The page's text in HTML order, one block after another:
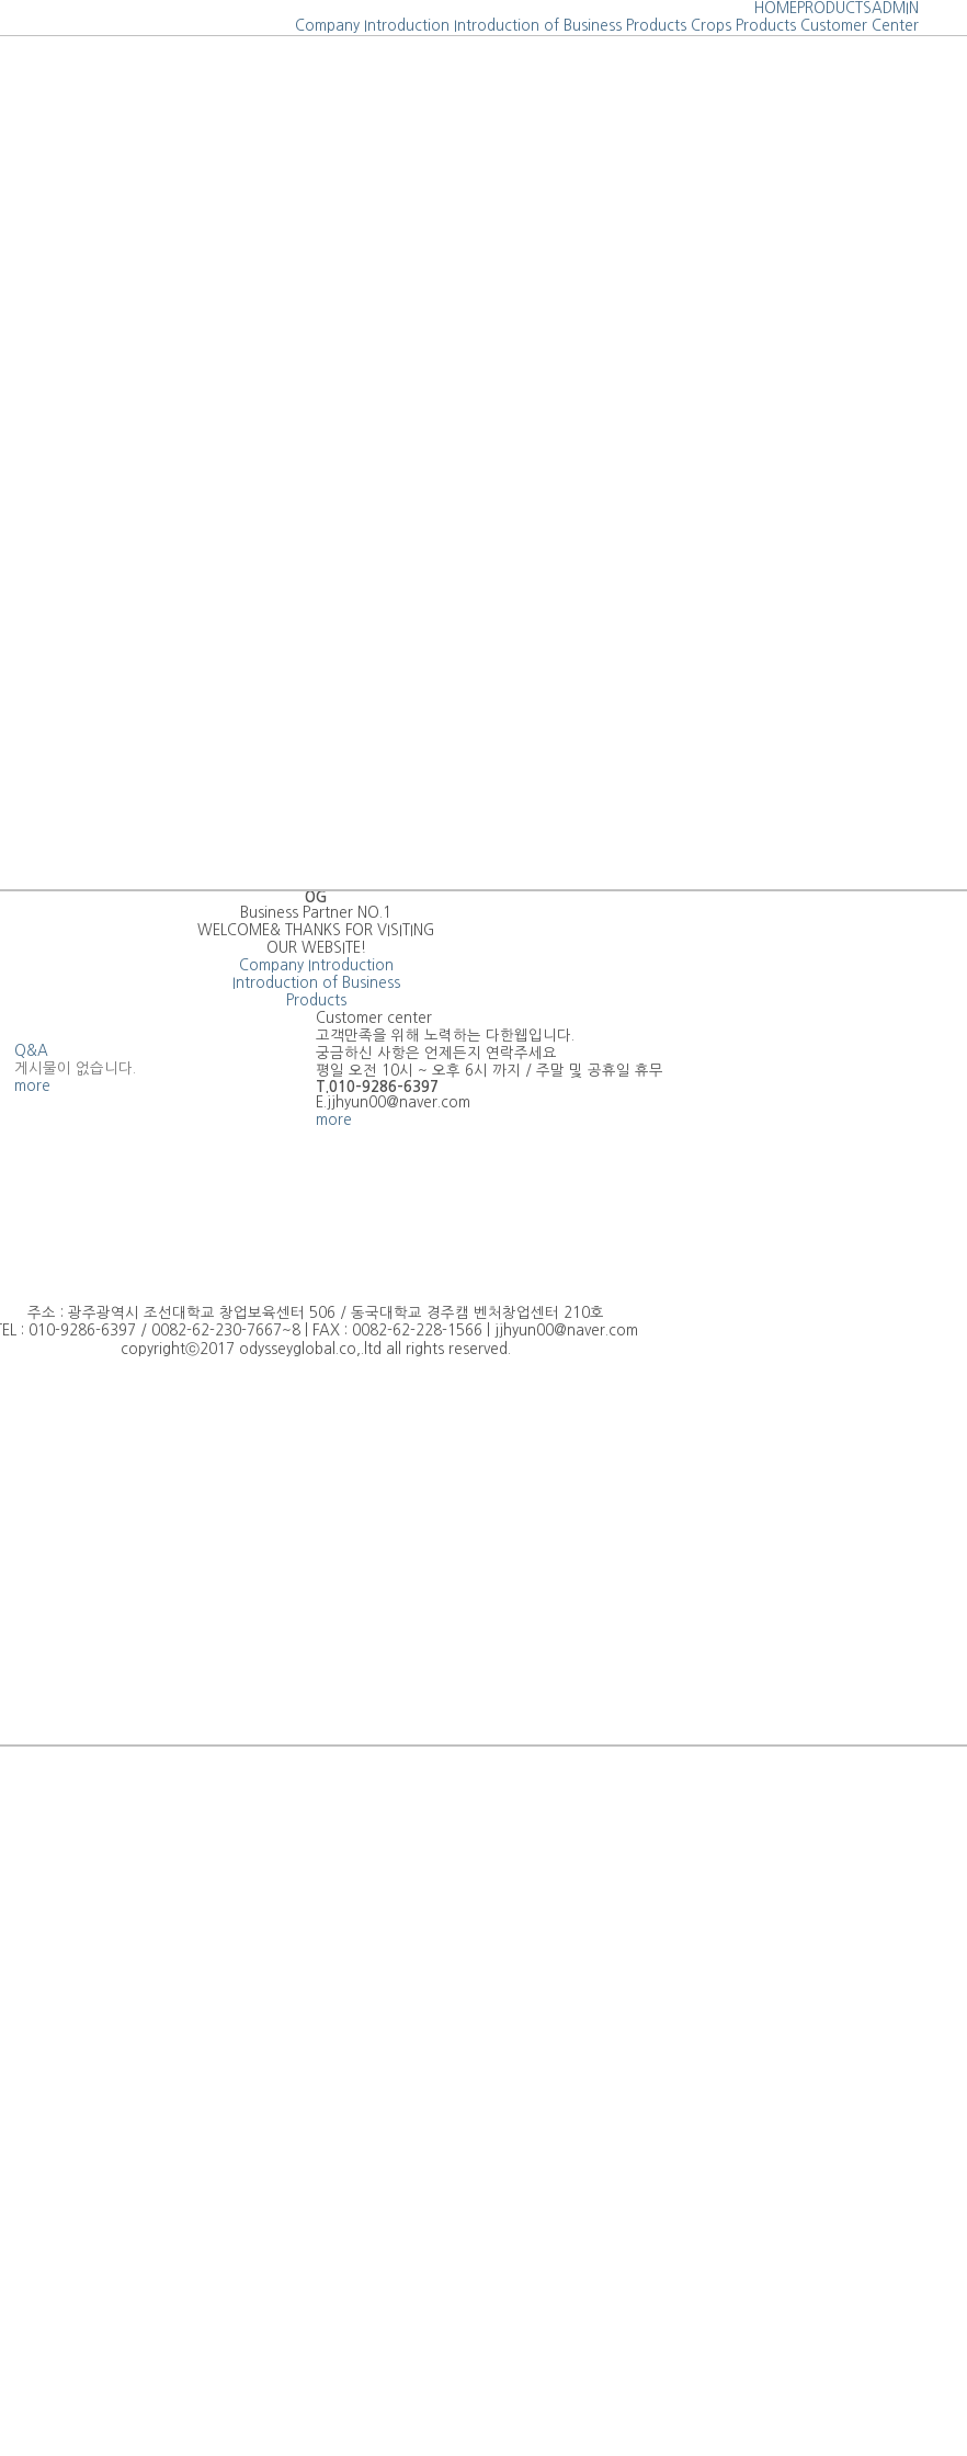
HOME PRODUCTSADMIN
Company Introduction Introduction of Business Products Crops Products Customer Center
OG
Business Partner NO.1
WELCOME& THANKS FOR VISITING
OUR WEBSITE!
Company Introduction
Introduction of Business
Products
Q&A
게시물이 없습니다.
more
Customer center
고객만족을 위해 노력하는 다한웹입니다.
궁금하신 사항은 언제든지 연락주세요
평일 오전 10시 ~ 오후 6시 까지 / 주말 및 공휴일 휴무
T.010-9286-6397
E.jjhyun00@naver.com
more
주소 : 광주광역시 조선대학교 창업보육센터 506 / 동국대학교 경주캠 벤처창업센터 210호
TEL : 010-9286-6397 / 0082-62-230-7667~8 | FAX : 0082-62-228-1566 | jjhyun00@naver.com
copyrightⓒ2017 odysseyglobal.co,.ltd all rights reserved.